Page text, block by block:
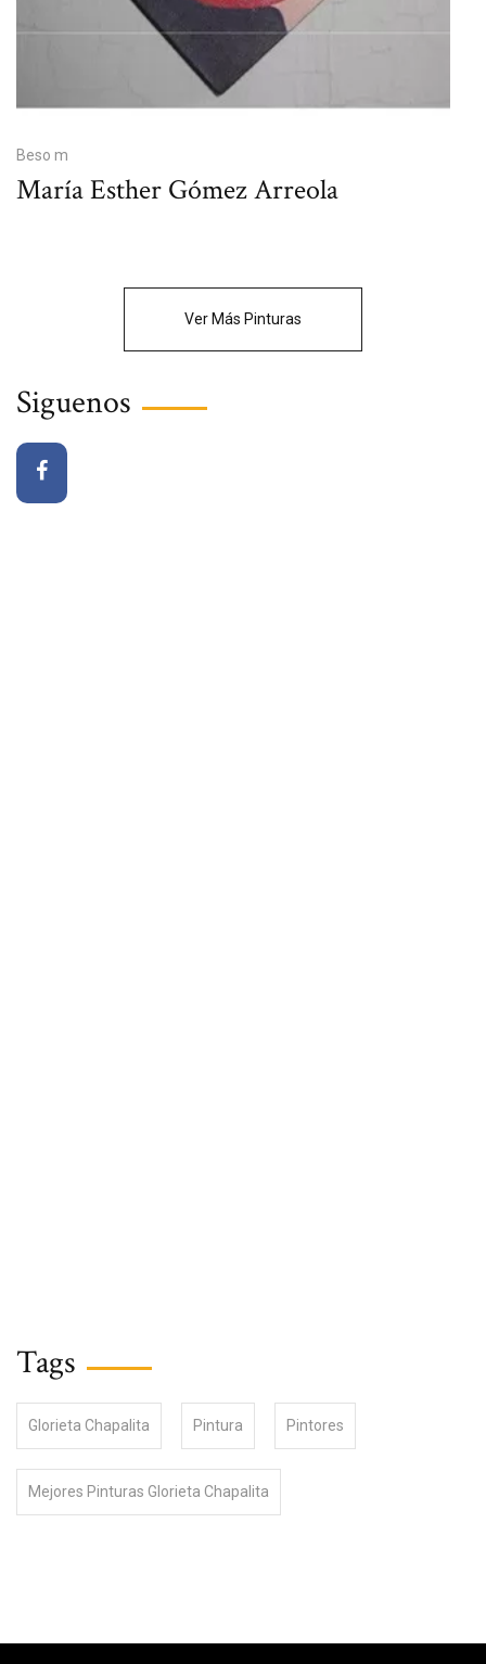
Beso m
María Esther Gómez Arreola
Ver Más Pinturas
Siguenos
Tags
Glorieta Chapalita Pintura Pintores
Mejores Pinturas Glorieta Chapalita